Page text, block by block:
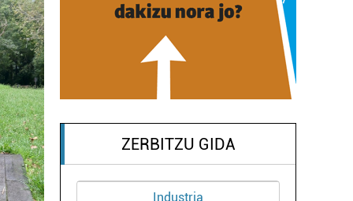
ZERBITZU GIDA
Industria